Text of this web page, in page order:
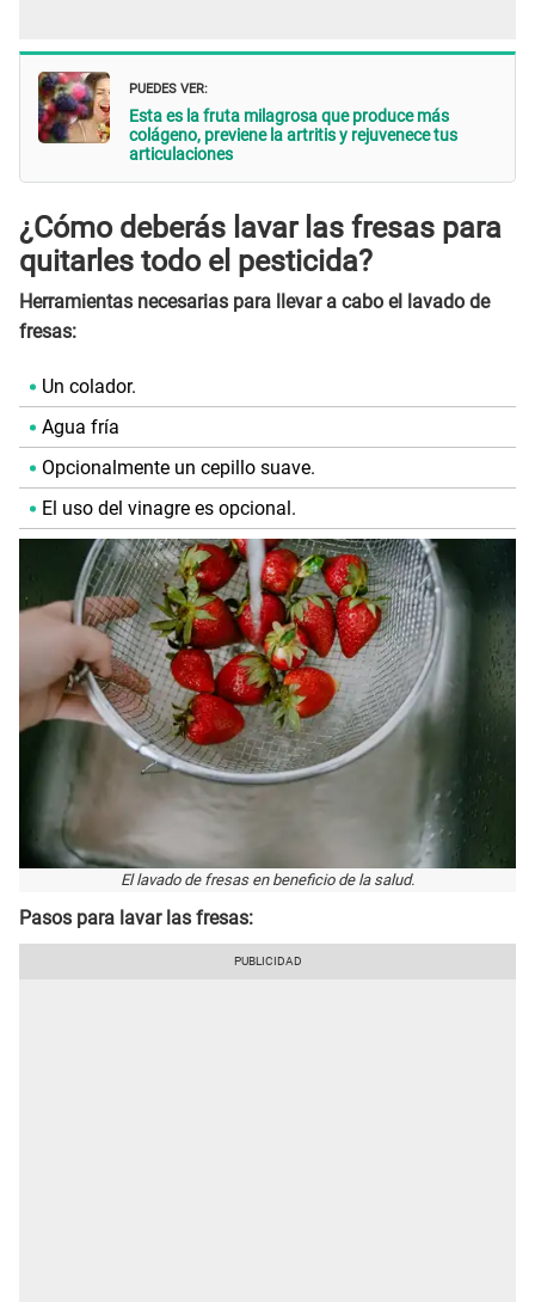
PUEDES VER:
Esta es la fruta milagrosa que produce más
colágeno, previene la artritis y rejuvenece tus
articulaciones
¿Cómo deberás lavar las fresas para
quitarles todo el pesticida?
Herramientas necesarias para llevar a cabo el lavado de
fresas:
Un colador.
Agua fría
Opcionalmente un cepillo suave.
El uso del vinagre es opcional.
El lavado de fresas en beneficio de la salud.
Pasos para lavar las fresas: